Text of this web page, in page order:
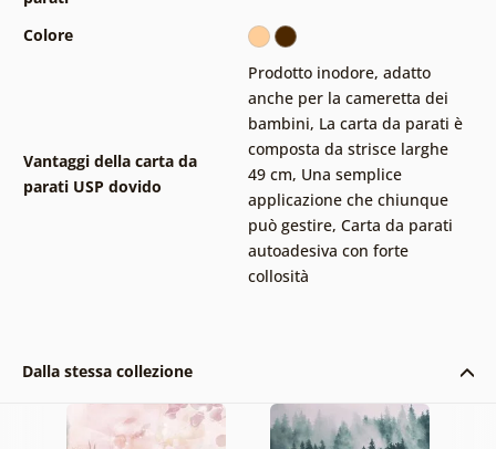
Colore
Vantaggi della carta da
parati USP dovido
Prodotto inodore, adatto
anche per la cameretta dei
bambini, La carta da parati è
composta da strisce larghe
49 cm, Una semplice
applicazione che chiunque
può gestire, Carta da parati
autoadesiva con forte
collosità
Dalla stessa collezione